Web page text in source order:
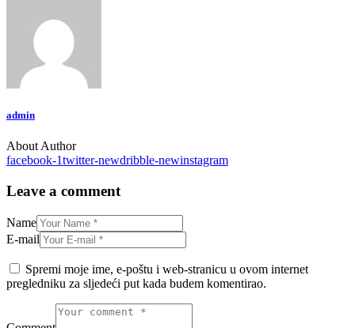
admin
About Author
facebook-1twitter-newdribble-newinstagram
Leave a comment
Name
E-mail
Spremi moje ime, e-poštu i web-stranicu u ovom internet
pregledniku za sljedeći put kada budem komentirao.